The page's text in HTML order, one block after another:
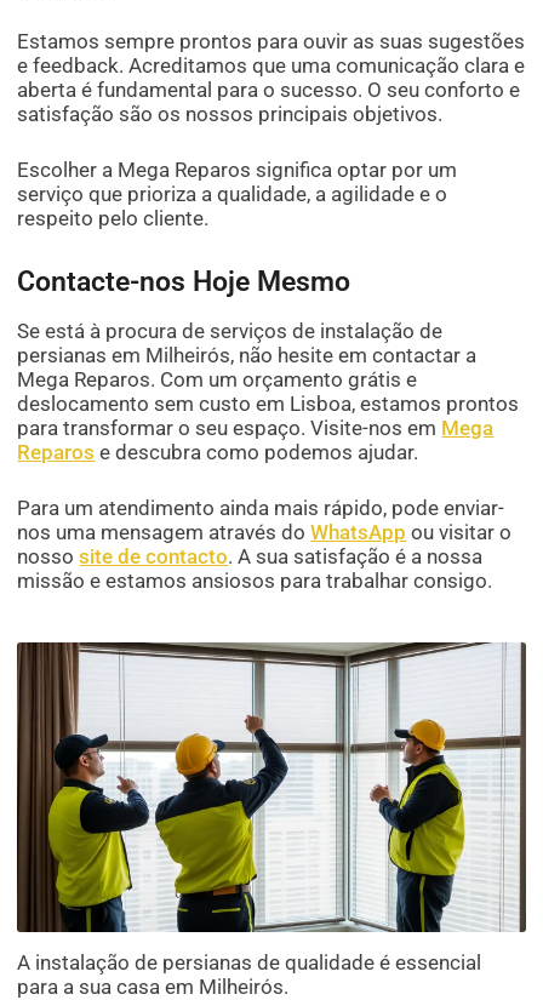
Estamos sempre prontos para ouvir as suas sugestões
e feedback. Acreditamos que uma comunicação clara e
aberta é fundamental para o sucesso. O seu conforto e
satisfação são os nossos principais objetivos.
Escolher a Mega Reparos significa optar por um
serviço que prioriza a qualidade, a agilidade e o
respeito pelo cliente.
Contacte-nos Hoje Mesmo
Se está à procura de serviços de instalação de
persianas em Milheirós, não hesite em contactar a
Mega Reparos. Com um orçamento grátis e
deslocamento sem custo em Lisboa, estamos prontos
para transformar o seu espaço. Visite-nos em Mega
Reparos e descubra como podemos ajudar.
Para um atendimento ainda mais rápido, pode enviar-
nos uma mensagem através doWhatsApp ou visitar o
nossosite de contacto. A sua satisfação é a nossa
missão e estamos ansiosos para trabalhar consigo.
A instalação de persianas de qualidade é essencial
para a sua casa em Milheirós.